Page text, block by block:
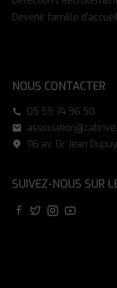
Devenir famille
NOUS CONTACTER
05 55 74 96 50
116 av. Dr Jean
SUIVEZ-NOUS SUR